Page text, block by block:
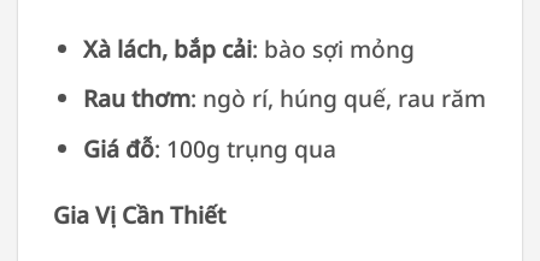
Xà lách, bắp cải: bào sợi mỏng
Rau thơm: ngò rí, húng quế, rau răm
Giá đỗ: 100g trụng qua
Gia Vị Cần Thiết